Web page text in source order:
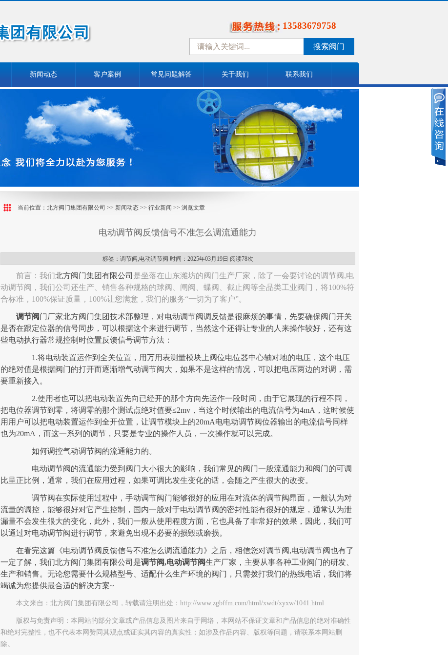
13583679758
搜索阀门
新闻动态 客户案例 常见问题解答 关于我们 联系我们
当前位置： 北方阀门集团有限公司 >> 新闻动态 >> 行业新闻 >> 浏览文章
电动调节阀反馈信号不准怎么调流通能力
标签：调节阀,电动调节阀 时间：2025年03月19日 阅读78次
前言：我们北方阀门集团有限公司 是坐落在山东潍坊的阀门生产厂家，除了一会要讨论的调节阀,电
动调节阀，我们公司还生产、销售各种规格的球阀、闸阀、蝶阀、截止阀等全品类工业阀门，将100%符
合标准，100%保证质量，100%让您满意，我们的服务“一切为了客户”。
调节阀门厂家北方阀门集团技术部整理，对电动调节阀调反馈是很麻烦的事情，先要确保阀门开关
是否在跟定位器的信号同步，可以根据这个来进行调节，当然这个还得让专业的人来操作较好，还有这
些电动执行器常规控制时位置反馈信号调节方法：
1.将电动装置运作到全关位置，用万用表测量模块上阀位电位器中心轴对地的电压，这个电压
的绝对值是根据阀门的打开而逐渐增气动调节阀大，如果不是这样的情况，可以把电压两边的对调，需
要重新接入。
2.使用者也可以把电动装置先向已经开的那个方向先运作一段时间，由于它展现的行程不同，
把电位器调节到零，将调零的那个测试点绝对值要≤2mv，当这个时候输出的电流信号为4mA，这时候使
用用户可以把电动装置运作到全开位置，让调节模块上的20mA电电动调节阀位器输出的电流信号同样
也为20mA，而这一系列的调节，只要是专业的操作人员，一次操作就可以完成。
如何调控气动调节阀的流通能力的。
电动调节阀的流通能力受到阀门大小很大的影响，我们常见的阀门一般流通能力和阀门的可调
比呈正比例，通常，我们在应用过程，如果可调比发生变化的话，会随之产生很大的改变。
调节阀在实际使用过程中，手动调节阀门能够很好的应用在对流体的调节阀昂面，一般认为对
流量的调控，能够很好对它产生控制，国内一般对于电动调节阀的密封性能有很好的规定，通常认为泄
漏量不会发生很大的变化，此外，我们一般从使用程度方面，它也具备了非常好的效果，因此，我们可
以通过对电动调节阀进行调节，来避免出现不必要的损毁或磨损。
在看完这篇《电动调节阀反馈信号不准怎么调流通能力》之后，相信您对调节阀,电动调节阀也有了
一定了解，我们北方阀门集团有限公司是调节阀,电动调节阀生产厂家，主要从事各种工业阀门的研发、
生产和销售。无论您需要什么规格型号、适配什么生产环境的阀门，只需拨打我们的热线电话，我们将
竭诚为您提供最合适的解决方案~
本文来自：北方阀门集团有限公司，转载请注明出处：http://www.zgbffm.com/html/xwdt/xyxw/1041.html
版权与免责声明：本网站的部分文章或产品信息及图片来自于网络，本网站不保证文章和产品信息的绝对准确性
和绝对完整性，也不代表本网赞同其观点或证实其内容的真实性；如涉及作品内容、版权等问题，请联系本网站删
除。